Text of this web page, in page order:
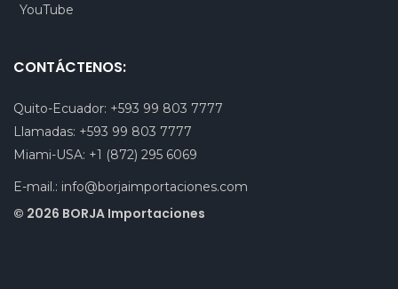
YouTube
CONTÁCTENOS:
Quito-Ecuador: +593 99 803 7777
Llamadas: +593 99 803 7777
Miami-USA: +1 (872) 295 6069
E-mail.: info@borjaimportaciones.com
© 2026 BORJA Importaciones